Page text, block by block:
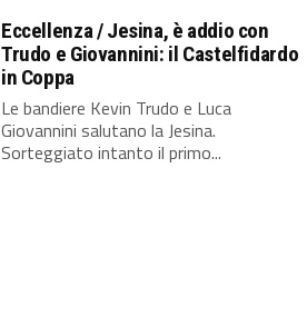
Eccellenza / Jesina, è addio con
Trudo e Giovannini: il Castelfidardo
in Coppa
Le bandiere Kevin Trudo e Luca
Giovannini salutano la Jesina.
Sorteggiato intanto il primo...